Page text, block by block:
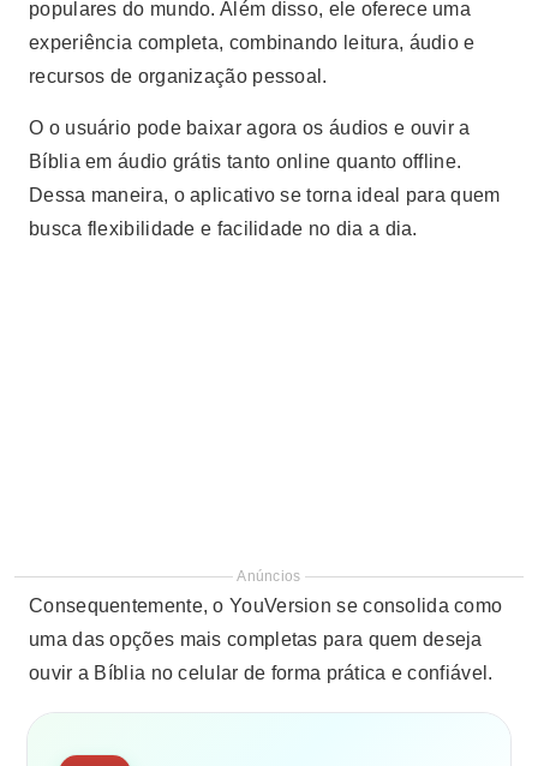
populares do mundo. Além disso, ele oferece uma
experiência completa, combinando leitura, áudio e
recursos de organização pessoal.
O o usuário pode baixar agora os áudios e ouvir a
Bíblia em áudio grátis tanto online quanto offline.
Dessa maneira, o aplicativo se torna ideal para quem
busca flexibilidade e facilidade no dia a dia.
Anúncios
Consequentemente, o YouVersion se consolida como
uma das opções mais completas para quem deseja
ouvir a Bíblia no celular de forma prática e confiável.